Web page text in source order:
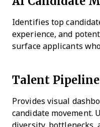
Identifies top
experience, and
surface applicants
Talent
Provides visual
candidate movement.
diversity, bottlenecks,